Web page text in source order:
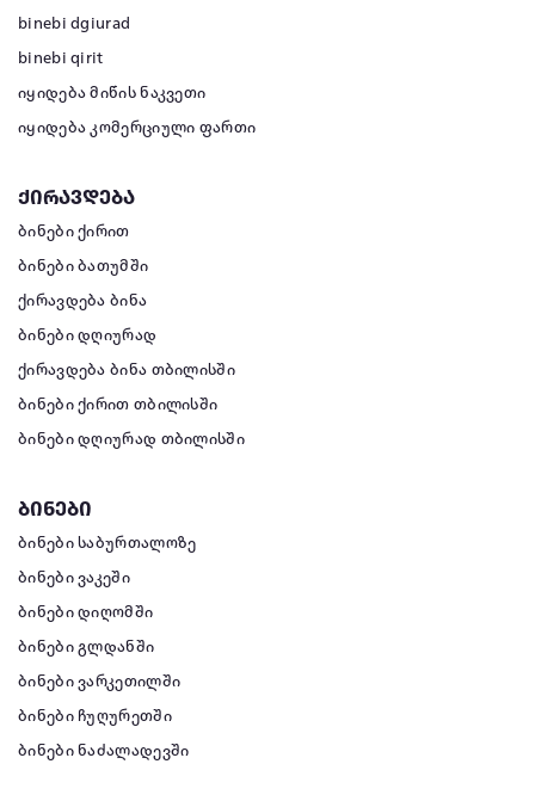
binebi dgiurad
binebi qirit
იყიდება მიწის ნაკვეთი
იყიდება კომერციული ფართი
ქირავდება
ბინები ქირით
ბინები ბათუმში
ქირავდება ბინა
ბინები დღიურად
ქირავდება ბინა თბილისში
ბინები ქირით თბილისში
ბინები დღიურად თბილისში
ბინები
ბინები საბურთალოზე
ბინები ვაკეში
ბინები დიღომში
ბინები გლდანში
ბინები ვარკეთილში
ბინები ჩუღურეთში
ბინები ნაძალადევში